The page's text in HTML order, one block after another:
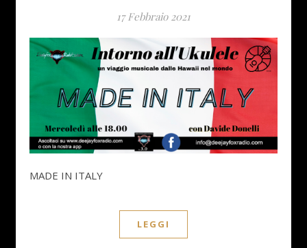
17 Febbraio 2021
MADE IN ITALY
LEGGI